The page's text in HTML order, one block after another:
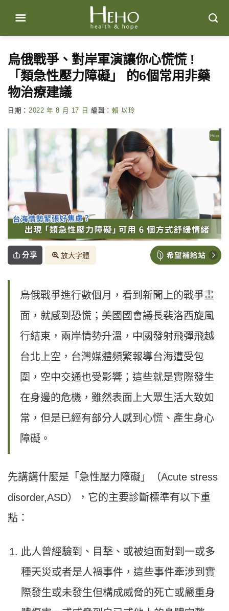
content
烏俄戰爭、對岸軍演讓你心慌慌 !
「類急性壓力障礙」 的6個常用非藥
物治療建議
日期： 2022 年 8 月 17 日 編輯： 賴 以玲
分享 放大字體
烏俄戰爭進行數個月，看到新聞上的戰爭畫
面，就感到恐慌；美國國會議長裴洛西旋風
行結束，兩岸情勢升溫，中國發射飛彈飛越
台北上空，台灣媒體頻繁報導台海遭受包
圍，空中交通也受影響；這些就是實際發生
在身邊的危機，雖然表面上大眾生活大致如
常，但是已經有部分人感到心慌、產生身心
障礙。
先講講什麼是「急性壓力障礙」（Acute stress
disorder,ASD），它的主要診斷標準有以下重
點：
此人曾經驗到、目擊、或被迫面對到一或多
種天災或者是人禍事件，這些事件牽涉到實
際發生或未發生但構成威脅的死亡或嚴重身